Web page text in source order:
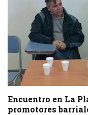
Encuentro en La
promotores